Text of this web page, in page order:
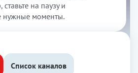
на паузу и
нужные моменты.
Список каналов